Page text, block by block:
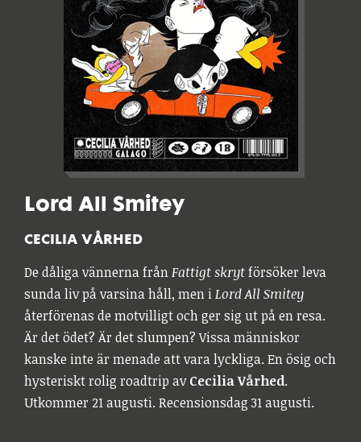
Lord All Smitey
CECILIA VÅRHED
De dåliga vännerna frånFattigt skrytförsöker leva
sunda liv på varsina håll, men iLord All Smitey
återförenas de motvilligt och ger sig ut på en resa.
Är det ödet? Är det slumpen? Vissa människor
kanske inte är menade att vara lyckliga. En ösig och
hysteriskt rolig roadtrip avCecilia Vårhed.
Utkommer 21 augusti. Recensionsdag 31 augusti.